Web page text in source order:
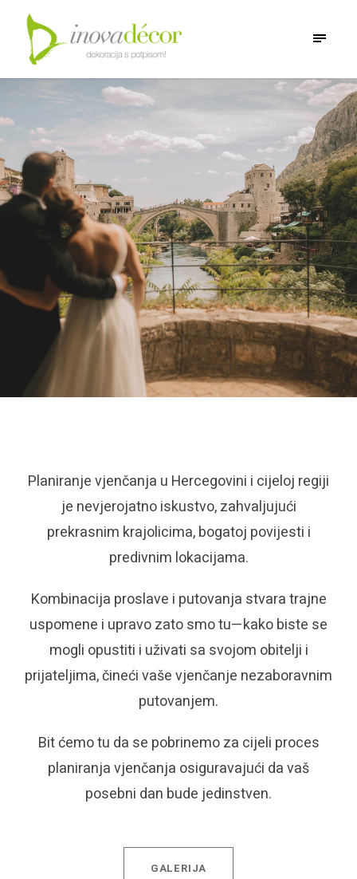
Planiranje vjenčanja u Hercegovini i cijeloj regiji
je nevjerojatno iskustvo, zahvaljujući
prekrasnim krajolicima, bogatoj povijesti i
predivnim lokacijama.
Kombinacija proslave i putovanja stvara trajne
uspomene i upravo zato smo tu—kako biste se
mogli opustiti i uživati sa svojom obitelji i
prijateljima, čineći vaše vjenčanje nezaboravnim
putovanjem.
Bit ćemo tu da se pobrinemo za cijeli proces
planiranja vjenčanja osiguravajući da vaš
posebni dan bude jedinstven.
GALERIJA